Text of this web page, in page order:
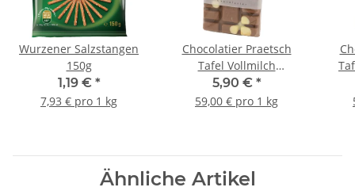
Wurzener Salzstangen
150g
1,19 € *
7,93 € pro 1 kg
Chocolatier Praetsch
Tafel Vollmilch
"Glücksschokolade" á
100 g
5,90 € *
59,00 € pro 1 kg
Ähnliche Artikel